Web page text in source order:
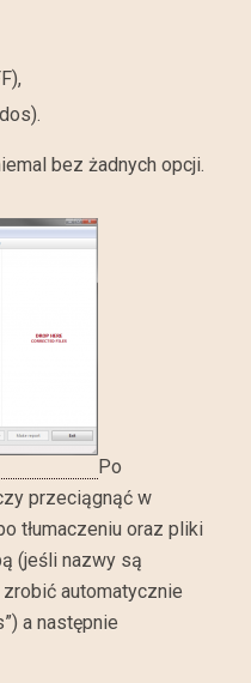
bez żadnych opcji.
Po
przeciągnąć w
tłumaczeniu oraz pliki
(jeśli nazwy są
automatycznie
a następnie